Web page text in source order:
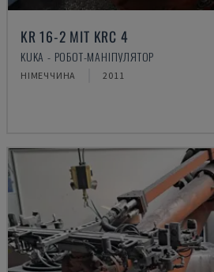
KR 16-2 MIT KRC 4
KUKA - РОБОТ-МАНІПУЛЯТОР
НІМЕЧЧИНА 2011